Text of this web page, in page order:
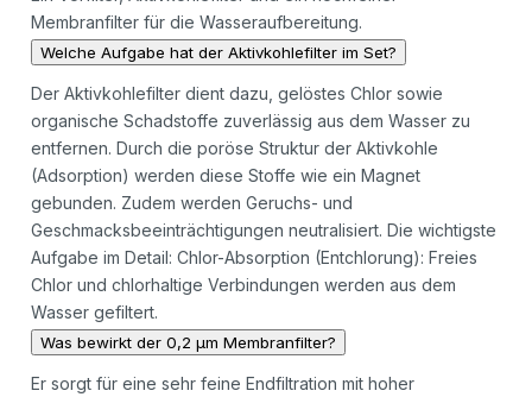
Membranfilter für die Wasseraufbereitung.
Welche Aufgabe hat der Aktivkohlefilter im Set?
Der Aktivkohlefilter dient dazu, gelöstes Chlor sowie
organische Schadstoffe zuverlässig aus dem Wasser zu
entfernen. Durch die poröse Struktur der Aktivkohle
(Adsorption) werden diese Stoffe wie ein Magnet
gebunden. Zudem werden Geruchs- und
Geschmacksbeeinträchtigungen neutralisiert. Die wichtigste
Aufgabe im Detail: Chlor-Absorption (Entchlorung): Freies
Chlor und chlorhaltige Verbindungen werden aus dem
Wasser gefiltert.
Was bewirkt der 0,2 µm Membranfilter?
Er sorgt für eine sehr feine Endfiltration mit hoher